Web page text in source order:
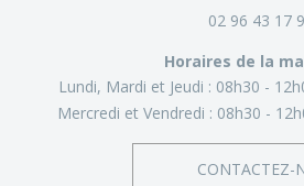
02 96 43 17
Horaires de la
Lundi, Mardi et Jeudi : 08h30 -
Mercredi et Vendredi : 08h30 -
CONTACTEZ-